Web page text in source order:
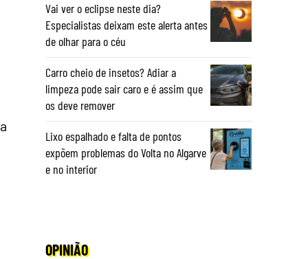
Vai ver o eclipse neste dia?
Especialistas deixam este alerta antes
de olhar para o céu
Carro cheio de insetos? Adiar a
limpeza pode sair caro e é assim que
os deve remover
Lixo espalhado e falta de pontos
expõem problemas do Volta no Algarve
e no interior
OPINIÃO